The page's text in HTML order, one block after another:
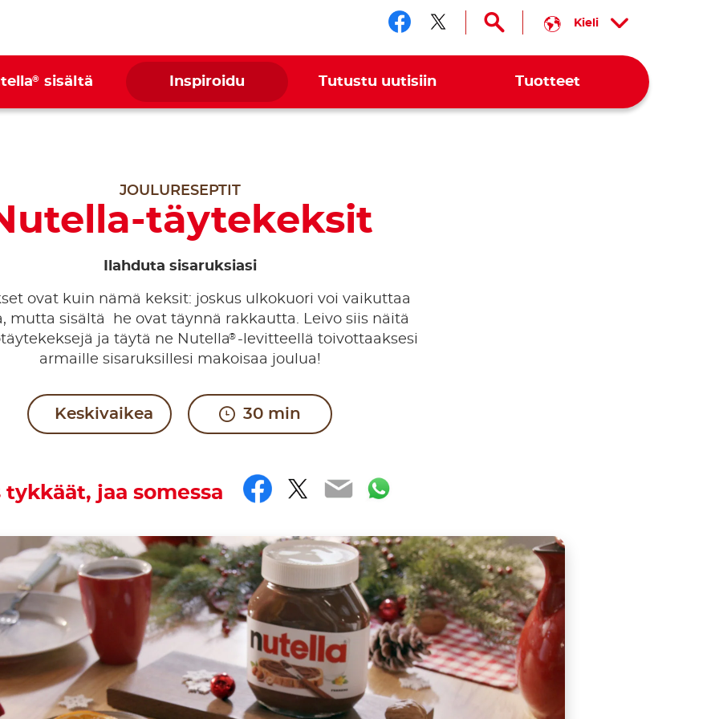
Seuraa meitä somessa
Seuraa meitä somessa
Kieli
® sisältä Inspiroidu Tutustu uutisiin Tuotteet
JOULURESEPTIT
täytekeksit
Ilahduta sisaruksiasi
ovat kuin nämä keksit: joskus ulkokuori voi vaikuttaa
mutta sisältä he ovat täynnä rakkautta. Leivo siis näitä
ja täytä ne Nutella® -levitteellä toivottaaksesi
armaille sisaruksillesi makoisaa joulua!
Keskivaikea 30 min
tykkäät, jaa somessa Facebook
Twitter
EmailWhatsApp